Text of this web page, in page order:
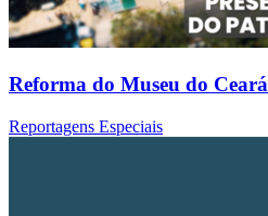
Reforma do Museu do Ceará
Reportagens Especiais